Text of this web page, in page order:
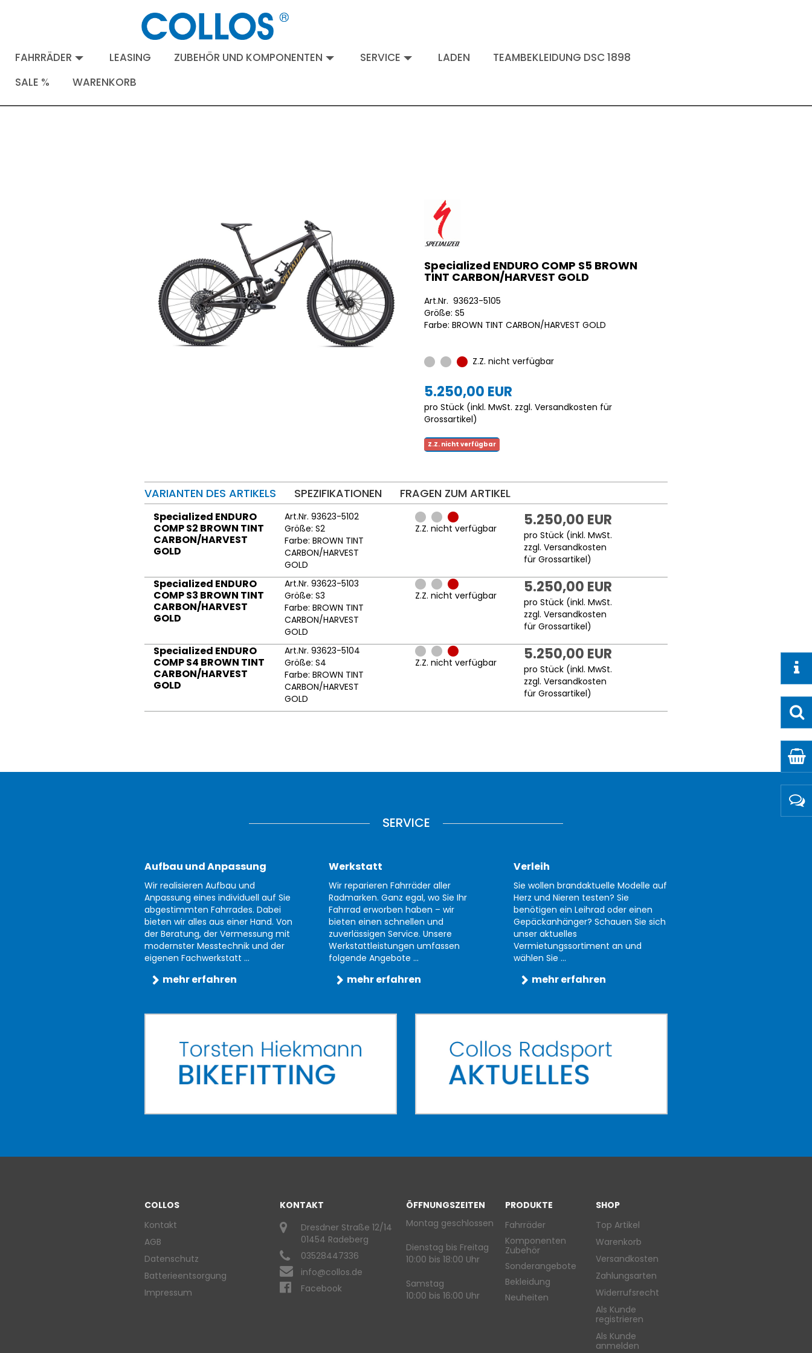
FAHRRÄDER LEASING ZUBEHÖR UND KOMPONENTEN SERVICE LADEN
TEAMBEKLEIDUNG DSC 1898
SALE %
WARENKORB
Specialized ENDURO COMP S5 BROWN
TINT CARBON/HARVEST GOLD
Art.Nr. 93623-5105
Größe: S5
Farbe: BROWN TINT CARBON/HARVEST GOLD
Z.Z. nicht verfügbar
5.250,00 EUR
pro Stück (inkl. MwSt. zzgl. Versandkosten für
Grossartikel)
Z.Z. nicht verfügbar
VARIANTEN DES ARTIKELS SPEZIFIKATIONEN FRAGEN ZUM ARTIKEL
Specialized ENDURO
COMP S2 BROWN TINT
CARBON/HARVEST
GOLD
Art.Nr. 93623-5102
Größe: S2
Farbe: BROWN TINT
CARBON/HARVEST
GOLD
Z.Z. nicht verfügbar 5.250,00 EUR
pro Stück (inkl. MwSt.
zzgl.Versandkosten
für Grossartikel)
Specialized ENDURO
COMP S3 BROWN TINT
CARBON/HARVEST
GOLD
Art.Nr. 93623-5103
Größe: S3
Farbe: BROWN TINT
CARBON/HARVEST
GOLD
Z.Z. nicht verfügbar 5.250,00 EUR
pro Stück (inkl. MwSt.
zzgl.Versandkosten
für Grossartikel)
Specialized ENDURO
COMP S4 BROWN TINT
CARBON/HARVEST
GOLD
Art.Nr. 93623-5104
Größe: S4
Farbe: BROWN TINT
CARBON/HARVEST
GOLD
Z.Z. nicht verfügbar 5.250,00 EUR
pro Stück (inkl. MwSt.
zzgl.Versandkosten
für Grossartikel)
SERVICE
Aufbau und Anpassung
Wir realisieren Aufbau und
Anpassung eines individuell auf Sie
abgestimmten Fahrrades. Dabei
bieten wir alles aus einer Hand. Von
der Beratung, der Vermessung mit
modernster Messtechnik und der
eigenen Fachwerkstatt ...
mehr erfahren
Werkstatt
Wir reparieren Fahrräder aller
Radmarken. Ganz egal, wo Sie Ihr
Fahrrad erworben haben – wir
bieten einen schnellen und
zuverlässigen Service. Unsere
Werkstattleistungen umfassen
folgende Angebote ...
mehr erfahren
Verleih
Sie wollen brandaktuelle Modelle auf
Herz und Nieren testen? Sie
benötigen ein Leihrad oder einen
Gepäckanhänger? Schauen Sie sich
unser aktuelles
Vermietungssortiment an und
wählen Sie ...
mehr erfahren
COLLOS
Kontakt
AGB
Datenschutz
Batterieentsorgung
Impressum
KONTAKT
Dresdner Straße 12/14
01454 Radeberg
03528447336
info@collos.de
Facebook
ÖFFNUNGSZEITEN
Montag geschlossen
Dienstag bis Freitag
10:00 bis 18:00 Uhr
Samstag
10:00 bis 16:00 Uhr
PRODUKTE
Fahrräder
Komponenten
Zubehör
Sonderangebote
Bekleidung
Neuheiten
SHOP
Top Artikel
Warenkorb
Versandkosten
Zahlungsarten
Widerrufsrecht
Als Kunde
registrieren
Als Kunde
anmelden